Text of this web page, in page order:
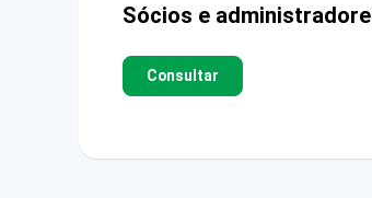
Sócios e
Consultar